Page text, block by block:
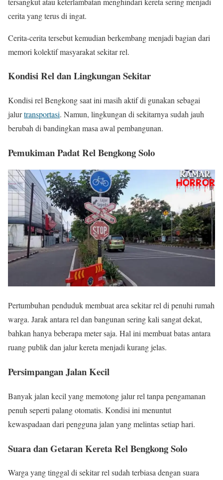
cerita yang terus di ingat.
Cerita-cerita tersebut kemudian berkembang menjadi bagian dari
memori kolektif masyarakat sekitar rel.
Kondisi Rel dan Lingkungan Sekitar
Kondisi rel Bengkong saat ini masih aktif di gunakan sebagai
jalurtransportasi. Namun, lingkungan di sekitarnya sudah jauh
berubah di bandingkan masa awal pembangunan.
Pemukiman Padat Rel Bengkong Solo
Pertumbuhan penduduk membuat area sekitar rel di penuhi rumah
warga. Jarak antara rel dan bangunan sering kali sangat dekat,
bahkan hanya beberapa meter saja. Hal ini membuat batas antara
ruang publik dan jalur kereta menjadi kurang jelas.
Persimpangan Jalan Kecil
Banyak jalan kecil yang memotong jalur rel tanpa pengamanan
penuh seperti palang otomatis. Kondisi ini menuntut
kewaspadaan dari pengguna jalan yang melintas setiap hari.
Suara dan Getaran Kereta Rel Bengkong Solo
Warga yang tinggal di sekitar rel sudah terbiasa dengan suara